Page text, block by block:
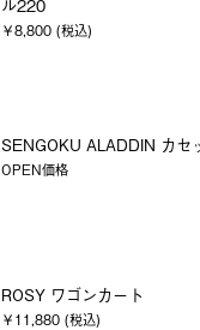
ル220
￥8,800 (税込)
SENGOKU ALADDIN カセ
OPEN価格
ROSY ワゴンカート
￥11,880 (税込)